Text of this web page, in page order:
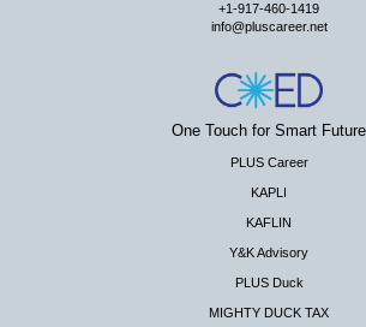
+1-917-460-1419
info@pluscareer.net
One Touch for Smart Future
PLUS Career
KAPLI
KAFLIN
Y&K Advisory
PLUS Duck
MIGHTY DUCK TAX